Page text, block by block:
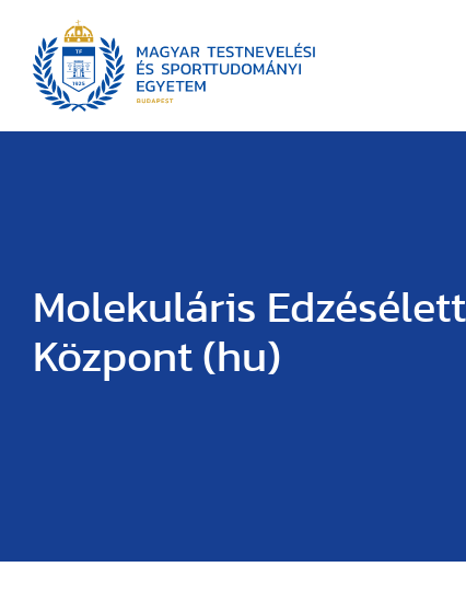
Molekuláris
Központ (hu)